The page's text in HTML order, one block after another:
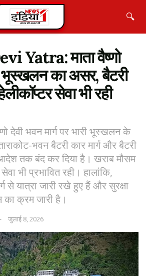
🔍
Yatra: माता वैष्णो
भूस्खलन का असर, बैटरी
सेवा भी रही
देवी भवन मार्ग पर भारी भूस्खलन के
भवन बैटरी कार मार्ग और बैटरी
तक बंद कर दिया है। खराब मौसम
भी प्रभावित रही। हालांकि,
से यात्रा जारी रखे हुए हैं और सुरक्षा
का क्रम जारी है।
जुलाई 8, 2026